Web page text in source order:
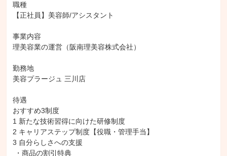
職種
【正社員】美容師/アシスタント
事業内容
理美容業の運営（阪南理美容株式会社）
勤務地
美容プラージュ 三川店
待遇
おすすめ3制度
1 新たな技術習得に向けた研修制度
2 キャリアステップ制度【役職・管理手当】
3 自分らしさへの支援